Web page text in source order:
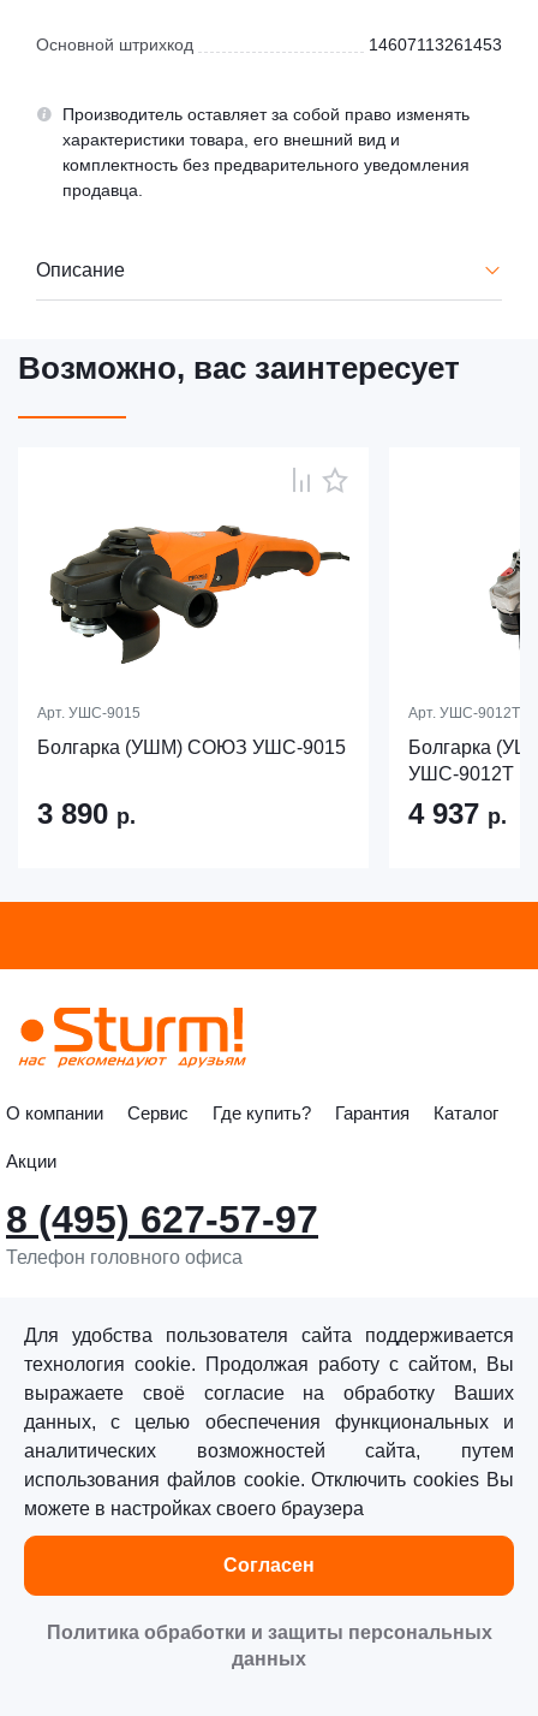
Основной штрихкод 14607113261453
Производитель оставляет за собой право изменять
характеристики товара, его внешний вид и
комплектность без предварительного уведомления
продавца.
Описание
Возможно, вас заинтересует
Арт. УШС-9015
Болгарка (УШМ) СОЮЗ УШС-9015
3 890 р.
Арт. УШС-9012Т
Болгарка
УШС-9012Т
4 937 р.
О компании Сервис Где купить? Гарантия Каталог
Акции
8 (495) 627-57-97
Телефон головного офиса
©«Sturm!» 2011–2026 ®
Все права защищены.
Политика обработки персональных данных
Для удобства пользователя сайта поддерживается
технология cookie. Продолжая работу с сайтом, Вы
выражаете своё согласие на обработку Ваших
данных, с целью обеспечения функциональных и
аналитических возможностей сайта, путем
использования файлов cookie. Отключить cookies Вы
можете в настройках своего браузера
Согласен
Политика обработки и защиты персональных
данных